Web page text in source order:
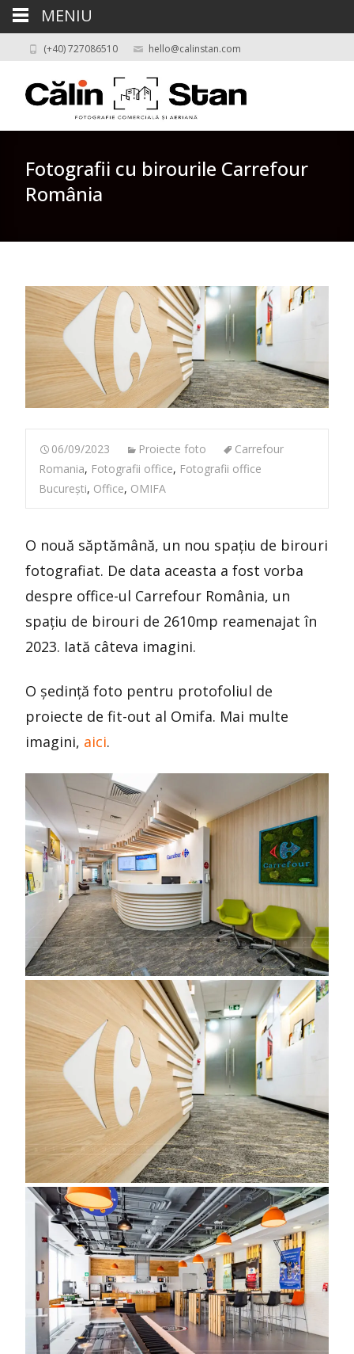
(+40) 727086510 hello@calinstan.com
Fotografii cu birourile Carrefour
România
06/09/2023 Proiecte foto
Carrefour
Romania, Fotografii office, Fotografii office
București, Office, OMIFA
O nouă săptămână, un nou spațiu de birouri
fotografiat. De data aceasta a fost vorba
despre office-ul Carrefour România, un
spațiu de birouri de 2610mp reamenajat în
2023. Iată câteva imagini.
O ședință foto pentru protofoliul de
proiecte de fit-out al Omifa. Mai multe
imagini, aici.
MENIU